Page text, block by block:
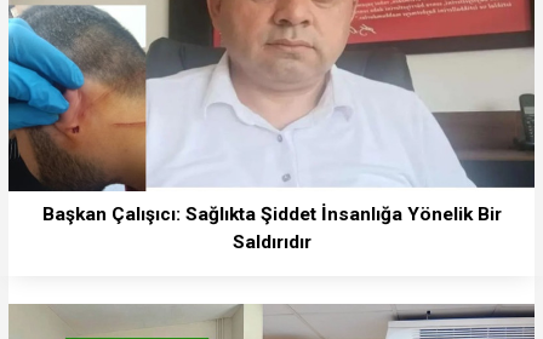
Başkan Çalışıcı: Sağlıkta Şiddet İnsanlığa Yönelik Bir
Saldırıdır